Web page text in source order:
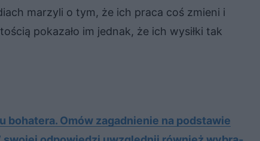
marzyli o tym, że ich praca coś zmieni i
pokazało im jednak, że ich wysiłki tak
bo­ha­te­ra. Omów za­gad­nie­nie na pod­sta­wie